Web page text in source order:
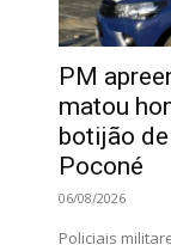
PM
matou
botijão
Poconé
06/08/2026
Policiais